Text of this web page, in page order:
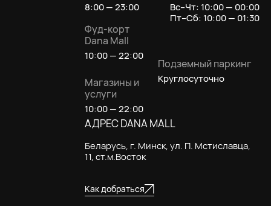
8:00 — 23:00
Фуд-корт
Dana Mall
10:00 — 22:00
Магазины и
услуги
10:00 — 22:00
Подземный паркинг
Круглосуточно
Вс–Чт: 10:00 — 00:00
Пт–Сб: 10:00 — 01:30
АДРЕС DANA MALL
Беларусь, г. Минск, ул. П. Мстиславца,
11, ст.м.Восток
Как добраться